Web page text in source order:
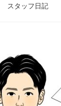
スタッフ日記